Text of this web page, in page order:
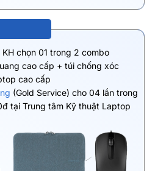
chọn 01 trong 2 combo
cao cấp + túi chống xóc
cao cấp
(Gold Service) cho 04 lần trong
tại Trung tâm Kỹ thuật Laptop